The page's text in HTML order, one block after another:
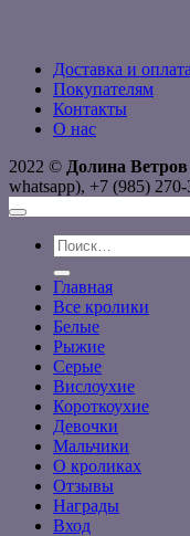
Доставка и оплата
Покупателям
Контакты
О нас
2022 © Долина Ветров
whatsapp), +7 (985)
Искать:
Главная
Все кролики
Белые
Рыжие
Серые
Вислоухие
Короткоухие
Девочки
Мальчики
О кроликах
Отзывы
Награды
Вход